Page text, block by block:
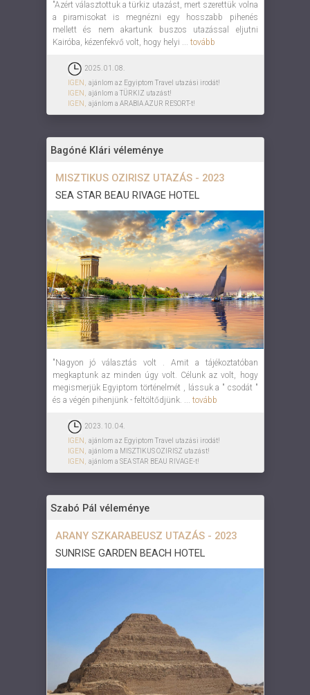
"Azért választottuk a türkiz utazást, mert szerettük volna
a piramisokat is megnézni egy hosszabb pihenés
mellett és nem akartunk buszos utazással eljutni
Kairóba, kézenfekvő volt, hogy helyi ... tovább
2025. 01. 08.
IGEN,
ajánlom az Egyiptom Travel utazási irodát!
IGEN,
ajánlom a TÜRKIZ utazást!
IGEN,
ajánlom a ARABIA AZUR RESORT-t!
Bagóné Klári véleménye
MISZTIKUS OZIRISZ UTAZÁS - 2023
SEA STAR BEAU RIVAGE HOTEL
"Nagyon jó választás volt . Amit a tájékoztatóban
megkaptunk az minden úgy volt. Célunk az volt, hogy
megismerjük Egyiptom történelmét , lássuk a " csodát "
és a végén pihenjünk - feltöltődjünk. ... tovább
2023. 10. 04.
IGEN,
ajánlom az Egyiptom Travel utazási irodát!
IGEN,
ajánlom a MISZTIKUS OZIRISZ utazást!
IGEN,
ajánlom a SEA STAR BEAU RIVAGE-t!
Szabó Pál véleménye
ARANY SZKARABEUSZ UTAZÁS - 2023
SUNRISE GARDEN BEACH HOTEL